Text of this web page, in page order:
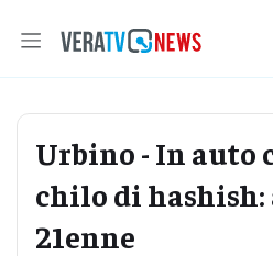
Urbino - In auto
chilo di
21enne